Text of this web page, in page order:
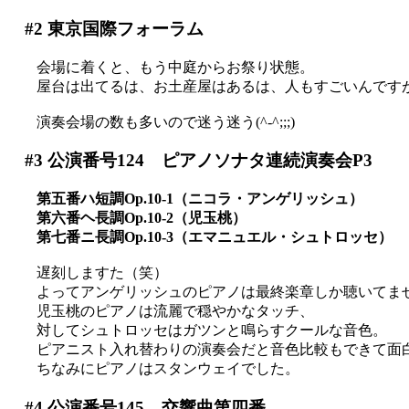
#2 東京国際フォーラム
会場に着くと、もう中庭からお祭り状態。
屋台は出てるは、お土産屋はあるは、人もすごいんです
演奏会場の数も多いので迷う迷う(^-^;;;)
#3 公演番号124 ピアノソナタ連続演奏会P3
第五番ハ短調Op.10-1（ニコラ・アンゲリッシュ）
第六番ヘ長調Op.10-2（児玉桃）
第七番ニ長調Op.10-3（エマニュエル・シュトロッセ）
遅刻しますた（笑）
よってアンゲリッシュのピアノは最終楽章しか聴いてま
児玉桃のピアノは流麗で穏やかなタッチ、
対してシュトロッセはガツンと鳴らすクールな音色。
ピアニスト入れ替わりの演奏会だと音色比較もできて面
ちなみにピアノはスタンウェイでした。